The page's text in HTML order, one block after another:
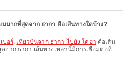
มากที่สุดจาก ธากา คือเส้นทางใดบ้าง?
ปอร์, เที่ยวบินจาก ธากา ไปยัง โดฮา คือเส้น
าก ธากา เส้นทางเหล่านี้มีการเชื่อมต่อที่